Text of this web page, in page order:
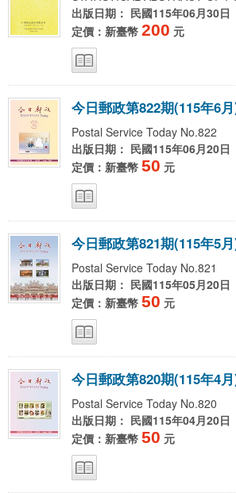
出版日期： 民國115年06月30日
定價：新臺幣 200 元
今日郵政第822期(115年6月
Postal Service Today No.822
出版日期： 民國115年06月20日
定價：新臺幣 50 元
今日郵政第821期(115年5月
Postal Service Today No.821
出版日期： 民國115年05月20日
定價：新臺幣 50 元
今日郵政第820期(115年4月
Postal Service Today No.820
出版日期： 民國115年04月20日
定價：新臺幣 50 元